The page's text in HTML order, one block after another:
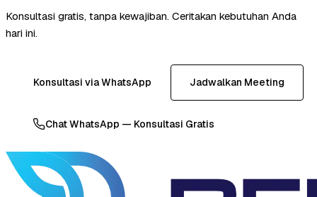
Konsultasi gratis, tanpa kewajiban. Ceritakan kebutuhan Anda
hari ini.
Konsultasi via WhatsApp Jadwalkan Meeting
Chat WhatsApp — Konsultasi Gratis